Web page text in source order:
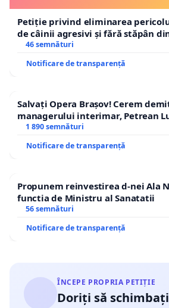
Petiție privind eliminarea
de câinii agresivi și fără stăpân
46 semnături
Notificare de transparență
Salvați Opera Brașov! Cerem
managerului interimar, Petrean
1 890 semnături
Notificare de transparență
Propunem reinvestirea d-nei Ala
functia de Ministru al Sanatatii
56 semnături
Notificare de transparență
ÎNCEPE PROPRIA PETIȚIE
Doriți să schimbați